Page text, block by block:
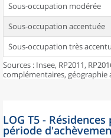
Sous-occupation modérée
Sous-occupation accentuée
Sous-occupation très
Sources : Insee, RP2011,
complémentaires, géographie
LOG T5 -
période